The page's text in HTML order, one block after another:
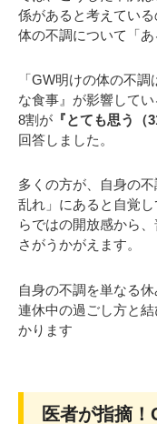
係があると考えてい
体の不調について「あ
「GW明けの体の不
な食事』が影響して
8割が 『とても思う（
回答しました。
多くの方が、自身の
乱れ」にあると自覚
らではの開放感から
さがうかがえます。
自身の不調を単なる
連休中の過ごし方と
かります
医者が指摘